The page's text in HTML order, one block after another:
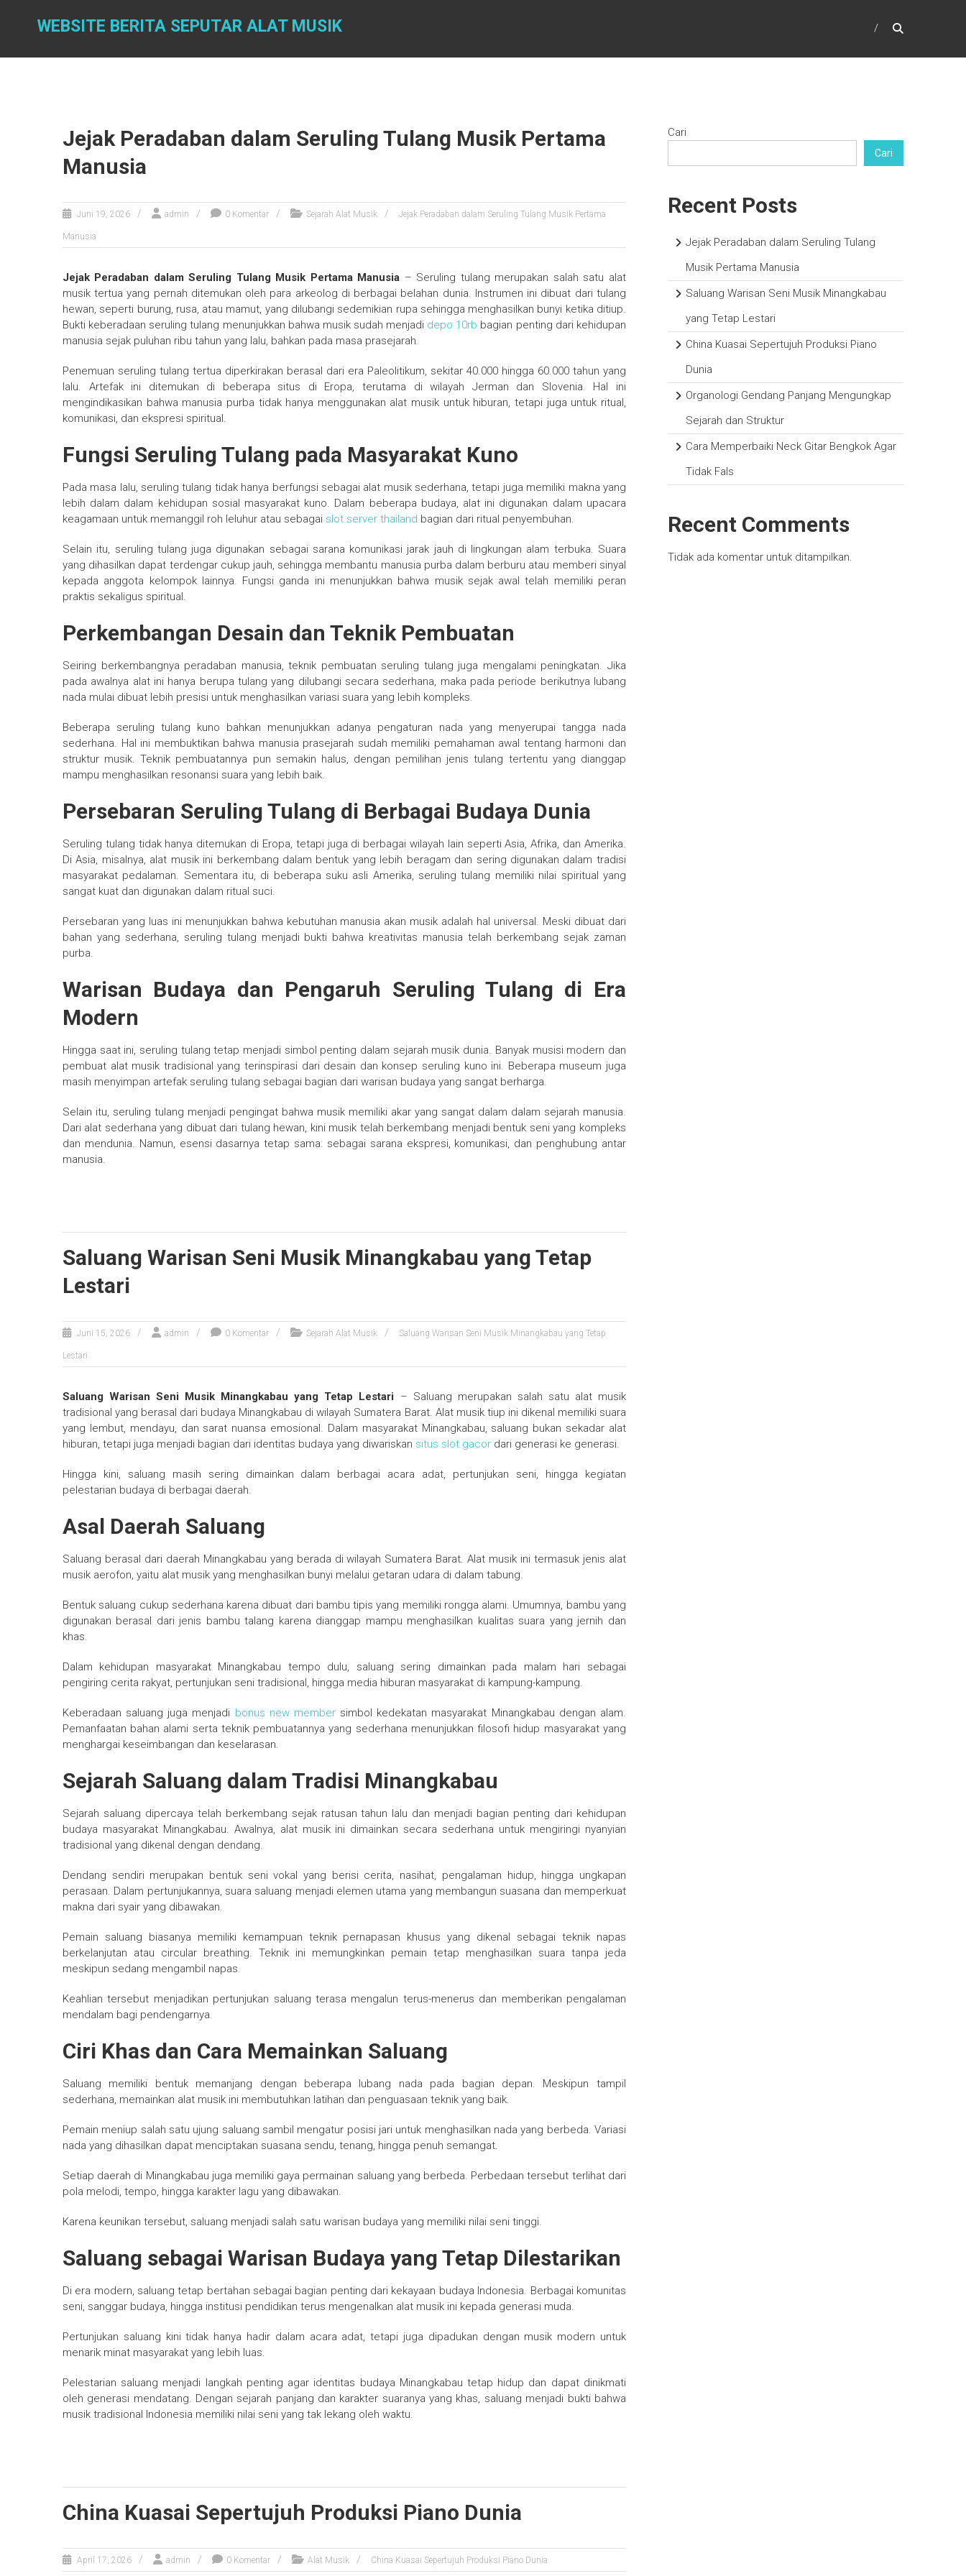
WEBSITE BERITA SEPUTAR ALAT MUSIK
Jejak Peradaban dalam Seruling Tulang Musik Pertama
Manusia
Juni 19, 2026 admin 0 Komentar Sejarah Alat Musik Jejak Peradaban dalam Seruling Tulang Musik Pertama
Manusia
Jejak Peradaban dalam Seruling Tulang Musik Pertama Manusia – Seruling tulang merupakan salah satu alat
musik tertua yang pernah ditemukan oleh para arkeolog di berbagai belahan dunia. Instrumen ini dibuat dari tulang
hewan, seperti burung, rusa, atau mamut, yang dilubangi sedemikian rupa sehingga menghasilkan bunyi ketika ditiup.
Bukti keberadaan seruling tulang menunjukkan bahwa musik sudah menjadi depo 10rb bagian penting dari kehidupan
manusia sejak puluhan ribu tahun yang lalu, bahkan pada masa prasejarah.
Penemuan seruling tulang tertua diperkirakan berasal dari era Paleolitikum, sekitar 40.000 hingga 60.000 tahun yang
lalu. Artefak ini ditemukan di beberapa situs di Eropa, terutama di wilayah Jerman dan Slovenia. Hal ini
mengindikasikan bahwa manusia purba tidak hanya menggunakan alat musik untuk hiburan, tetapi juga untuk ritual,
komunikasi, dan ekspresi spiritual.
Fungsi Seruling Tulang pada Masyarakat Kuno
Pada masa lalu, seruling tulang tidak hanya berfungsi sebagai alat musik sederhana, tetapi juga memiliki makna yang
lebih dalam dalam kehidupan sosial masyarakat kuno. Dalam beberapa budaya, alat ini digunakan dalam upacara
keagamaan untuk memanggil roh leluhur atau sebagai slot server thailand bagian dari ritual penyembuhan.
Selain itu, seruling tulang juga digunakan sebagai sarana komunikasi jarak jauh di lingkungan alam terbuka. Suara
yang dihasilkan dapat terdengar cukup jauh, sehingga membantu manusia purba dalam berburu atau memberi sinyal
kepada anggota kelompok lainnya. Fungsi ganda ini menunjukkan bahwa musik sejak awal telah memiliki peran
praktis sekaligus spiritual.
Perkembangan Desain dan Teknik Pembuatan
Seiring berkembangnya peradaban manusia, teknik pembuatan seruling tulang juga mengalami peningkatan. Jika
pada awalnya alat ini hanya berupa tulang yang dilubangi secara sederhana, maka pada periode berikutnya lubang
nada mulai dibuat lebih presisi untuk menghasilkan variasi suara yang lebih kompleks.
Beberapa seruling tulang kuno bahkan menunjukkan adanya pengaturan nada yang menyerupai tangga nada
sederhana. Hal ini membuktikan bahwa manusia prasejarah sudah memiliki pemahaman awal tentang harmoni dan
struktur musik. Teknik pembuatannya pun semakin halus, dengan pemilihan jenis tulang tertentu yang dianggap
mampu menghasilkan resonansi suara yang lebih baik.
Persebaran Seruling Tulang di Berbagai Budaya Dunia
Seruling tulang tidak hanya ditemukan di Eropa, tetapi juga di berbagai wilayah lain seperti Asia, Afrika, dan Amerika.
Di Asia, misalnya, alat musik ini berkembang dalam bentuk yang lebih beragam dan sering digunakan dalam tradisi
masyarakat pedalaman. Sementara itu, di beberapa suku asli Amerika, seruling tulang memiliki nilai spiritual yang
sangat kuat dan digunakan dalam ritual suci.
Persebaran yang luas ini menunjukkan bahwa kebutuhan manusia akan musik adalah hal universal. Meski dibuat dari
bahan yang sederhana, seruling tulang menjadi bukti bahwa kreativitas manusia telah berkembang sejak zaman
purba.
Warisan Budaya dan Pengaruh Seruling Tulang di Era
Modern
Hingga saat ini, seruling tulang tetap menjadi simbol penting dalam sejarah musik dunia. Banyak musisi modern dan
pembuat alat musik tradisional yang terinspirasi dari desain dan konsep seruling kuno ini. Beberapa museum juga
masih menyimpan artefak seruling tulang sebagai bagian dari warisan budaya yang sangat berharga.
Selain itu, seruling tulang menjadi pengingat bahwa musik memiliki akar yang sangat dalam dalam sejarah manusia.
Dari alat sederhana yang dibuat dari tulang hewan, kini musik telah berkembang menjadi bentuk seni yang kompleks
dan mendunia. Namun, esensi dasarnya tetap sama: sebagai sarana ekspresi, komunikasi, dan penghubung antar
manusia.
Saluang Warisan Seni Musik Minangkabau yang Tetap
Lestari
Juni 15, 2026 admin 0 Komentar Sejarah Alat Musik Saluang Warisan Seni Musik Minangkabau yang Tetap
Lestari
Saluang Warisan Seni Musik Minangkabau yang Tetap Lestari – Saluang merupakan salah satu alat musik
tradisional yang berasal dari budaya Minangkabau di wilayah Sumatera Barat. Alat musik tiup ini dikenal memiliki suara
yang lembut, mendayu, dan sarat nuansa emosional. Dalam masyarakat Minangkabau, saluang bukan sekadar alat
hiburan, tetapi juga menjadi bagian dari identitas budaya yang diwariskan situs slot gacor dari generasi ke generasi.
Hingga kini, saluang masih sering dimainkan dalam berbagai acara adat, pertunjukan seni, hingga kegiatan
pelestarian budaya di berbagai daerah.
Asal Daerah Saluang
Saluang berasal dari daerah Minangkabau yang berada di wilayah Sumatera Barat. Alat musik ini termasuk jenis alat
musik aerofon, yaitu alat musik yang menghasilkan bunyi melalui getaran udara di dalam tabung.
Bentuk saluang cukup sederhana karena dibuat dari bambu tipis yang memiliki rongga alami. Umumnya, bambu yang
digunakan berasal dari jenis bambu talang karena dianggap mampu menghasilkan kualitas suara yang jernih dan
khas.
Dalam kehidupan masyarakat Minangkabau tempo dulu, saluang sering dimainkan pada malam hari sebagai
pengiring cerita rakyat, pertunjukan seni tradisional, hingga media hiburan masyarakat di kampung-kampung.
Keberadaan saluang juga menjadi bonus new membersimbol kedekatan masyarakat Minangkabau dengan alam.
Pemanfaatan bahan alami serta teknik pembuatannya yang sederhana menunjukkan filosofi hidup masyarakat yang
menghargai keseimbangan dan keselarasan.
Sejarah Saluang dalam Tradisi Minangkabau
Sejarah saluang dipercaya telah berkembang sejak ratusan tahun lalu dan menjadi bagian penting dari kehidupan
budaya masyarakat Minangkabau. Awalnya, alat musik ini dimainkan secara sederhana untuk mengiringi nyanyian
tradisional yang dikenal dengan dendang.
Dendang sendiri merupakan bentuk seni vokal yang berisi cerita, nasihat, pengalaman hidup, hingga ungkapan
perasaan. Dalam pertunjukannya, suara saluang menjadi elemen utama yang membangun suasana dan memperkuat
makna dari syair yang dibawakan.
Pemain saluang biasanya memiliki kemampuan teknik pernapasan khusus yang dikenal sebagai teknik napas
berkelanjutan atau circular breathing. Teknik ini memungkinkan pemain tetap menghasilkan suara tanpa jeda
meskipun sedang mengambil napas.
Keahlian tersebut menjadikan pertunjukan saluang terasa mengalun terus-menerus dan memberikan pengalaman
mendalam bagi pendengarnya.
Ciri Khas dan Cara Memainkan Saluang
Saluang memiliki bentuk memanjang dengan beberapa lubang nada pada bagian depan. Meskipun tampil
sederhana, memainkan alat musik ini membutuhkan latihan dan penguasaan teknik yang baik.
Pemain meniup salah satu ujung saluang sambil mengatur posisi jari untuk menghasilkan nada yang berbeda. Variasi
nada yang dihasilkan dapat menciptakan suasana sendu, tenang, hingga penuh semangat.
Setiap daerah di Minangkabau juga memiliki gaya permainan saluang yang berbeda. Perbedaan tersebut terlihat dari
pola melodi, tempo, hingga karakter lagu yang dibawakan.
Karena keunikan tersebut, saluang menjadi salah satu warisan budaya yang memiliki nilai seni tinggi.
Saluang sebagai Warisan Budaya yang Tetap Dilestarikan
Di era modern, saluang tetap bertahan sebagai bagian penting dari kekayaan budaya Indonesia. Berbagai komunitas
seni, sanggar budaya, hingga institusi pendidikan terus mengenalkan alat musik ini kepada generasi muda.
Pertunjukan saluang kini tidak hanya hadir dalam acara adat, tetapi juga dipadukan dengan musik modern untuk
menarik minat masyarakat yang lebih luas.
Pelestarian saluang menjadi langkah penting agar identitas budaya Minangkabau tetap hidup dan dapat dinikmati
oleh generasi mendatang. Dengan sejarah panjang dan karakter suaranya yang khas, saluang menjadi bukti bahwa
musik tradisional Indonesia memiliki nilai seni yang tak lekang oleh waktu.
China Kuasai Sepertujuh Produksi Piano Dunia
April 17, 2026 admin 0 Komentar Alat Musik China Kuasai Sepertujuh Produksi Piano Dunia
Cari
Cari
Recent Posts
Jejak Peradaban dalam Seruling Tulang
Musik Pertama Manusia
Saluang Warisan Seni Musik Minangkabau
yang Tetap Lestari
China Kuasai Sepertujuh Produksi Piano
Dunia
Organologi Gendang Panjang Mengungkap
Sejarah dan Struktur
Cara Memperbaiki Neck Gitar Bengkok Agar
Tidak Fals
Recent Comments
Tidak ada komentar untuk ditampilkan.